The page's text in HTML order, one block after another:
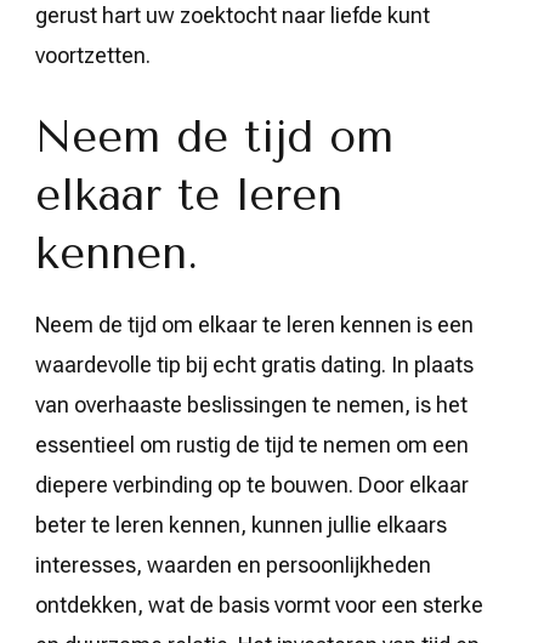
gerust hart uw zoektocht naar liefde kunt
voortzetten.
Neem de tijd om
elkaar te leren
kennen.
Neem de tijd om elkaar te leren kennen is een
waardevolle tip bij echt gratis dating. In plaats
van overhaaste beslissingen te nemen, is het
essentieel om rustig de tijd te nemen om een
diepere verbinding op te bouwen. Door elkaar
beter te leren kennen, kunnen jullie elkaars
interesses, waarden en persoonlijkheden
ontdekken, wat de basis vormt voor een sterke